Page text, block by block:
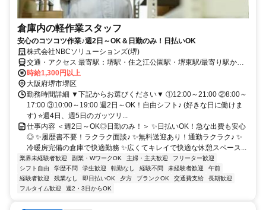
倉庫内の軽作業スタッフ
安心のコツコツ作業♪週2日～OK＆日勤のみ！日払いOK
株式会社NBCソリューションズ(堺)
交通・アクセス 最寄駅：堺駅・住之江公園駅・堺東駅/最寄り駅から
無料送迎あり(応相談)
時給1,300円以上
大阪府堺市堺区
勤務時間詳細 ▼下記からお選びください▼ ①12:00～21:00 ②8:00～
17:00 ③10:00～19:00 週2日～OK！自由シフト♪ (好きな日に働けま
す) ⭐週4日、週5日のガッツリ...
仕事内容 ＜週2日～OK◎日勤のみ！＞ ✨日払いOK！急な出費も安心
◎ ✨履歴書不要！ラクラク面談♪ ✨無料送迎あり！通勤ラクラク♪ ✨
冷暖房完備の倉庫で快適勤務 ✨広くてキレイで快適な休憩スペース...
業界未経験者歓迎 副業・WワークOK 主婦・主夫歓迎
フリーター歓迎
シフト自由
学歴不問 学生歓迎 転勤なし 経験不問 未経験者歓迎
午前
経験者歓迎
残業なし 即日払いOK 夕方 ブランクOK 交通費支給
長期歓迎
フルタイム歓迎
週2・3日からOK